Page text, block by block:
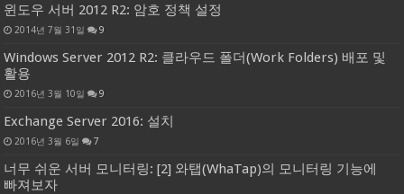
윈도우 서버 2012 R2: 암호 정책 설정
2014년 7월 31일 9
Windows Server 2012 R2: 클라우드 폴더(Work Folders) 배포 및
활용
2016년 3월 10일 9
Exchange Server 2016: 설치
2016년 3월 6일 7
너무 쉬운 서버 모니터링: [2] 와탭(WhaTap)의 모니터링 기능에
빠져보자